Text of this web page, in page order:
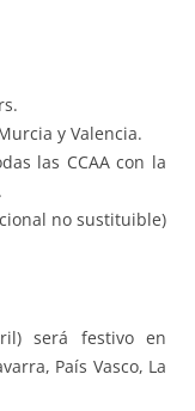
y Valencia.
las CCAA con la
no sustituible)
será festivo en
País Vasco, La